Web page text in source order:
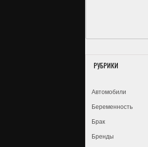
РУБРИКИ
Автомобили
Беременность
Брак
Бренды